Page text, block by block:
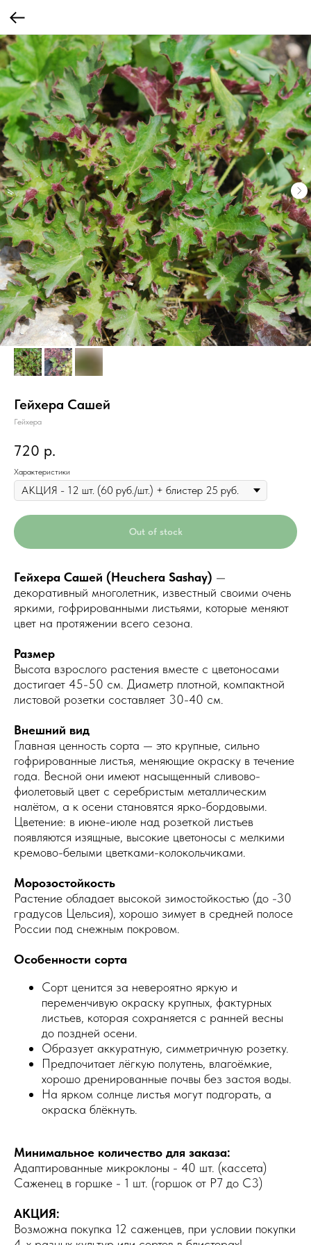
Гейхера Сашей
Гейхера
720 р.
Характеристики
Out of stock
Гейхера Сашей (Heuchera Sashay) —
декоративный многолетник, известный своими очень
яркими, гофрированными листьями, которые меняют
цвет на протяжении всего сезона.
Размер
Высота взрослого растения вместе с цветоносами
достигает 45-50 см. Диаметр плотной, компактной
листовой розетки составляет 30-40 см.
Внешний вид
Главная ценность сорта — это крупные, сильно
гофрированные листья, меняющие окраску в течение
года. Весной они имеют насыщенный сливово-
фиолетовый цвет с серебристым металлическим
налётом, а к осени становятся ярко-бордовыми.
Цветение: в июне-июле над розеткой листьев
появляются изящные, высокие цветоносы с мелкими
кремово-белыми цветками-колокольчиками.
Морозостойкость
Растение обладает высокой зимостойкостью (до -30
градусов Цельсия), хорошо зимует в средней полосе
России под снежным покровом.
Особенности сорта
Сорт ценится за невероятно яркую и
переменчивую окраску крупных, фактурных
листьев, которая сохраняется с ранней весны
до поздней осени.
Образует аккуратную, симметричную розетку.
Предпочитает лёгкую полутень, влагоёмкие,
хорошо дренированные почвы без застоя воды.
На ярком солнце листья могут подгорать, а
окраска блёкнуть.
Минимальное количество для заказа:
Адаптированные микроклоны - 40 шт. (кассета)
Саженец в горшке - 1 шт. (горшок от Р7 до С3)
АКЦИЯ:
Возможна покупка 12 саженцев, при условии покупки